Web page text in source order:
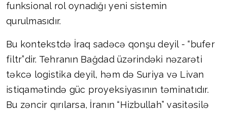
funksional rol oynadığı yeni sistemin
qurulmasıdır.
Bu kontekstdə İraq sadəcə qonşu deyil - “bufer
filtr”dir. Tehranın Bağdad üzərindəki nəzarəti
təkcə logistika deyil, həm də Suriya və Livan
istiqamətində güc proyeksiyasının təminatıdır.
Bu zəncir qırılarsa, İranın “Hizbullah” vasitəsilə